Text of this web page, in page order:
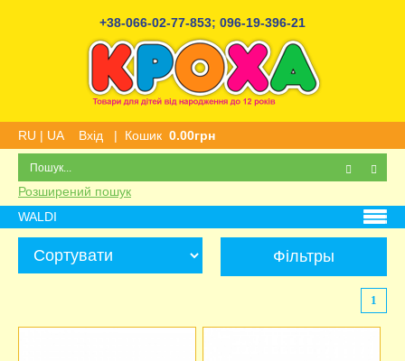
+38-066-02-77-853; 096-19-396-21
RU | UA Вхід | Кошик 0.00грн
Розширений пошук
WALDI
Фільтры
1